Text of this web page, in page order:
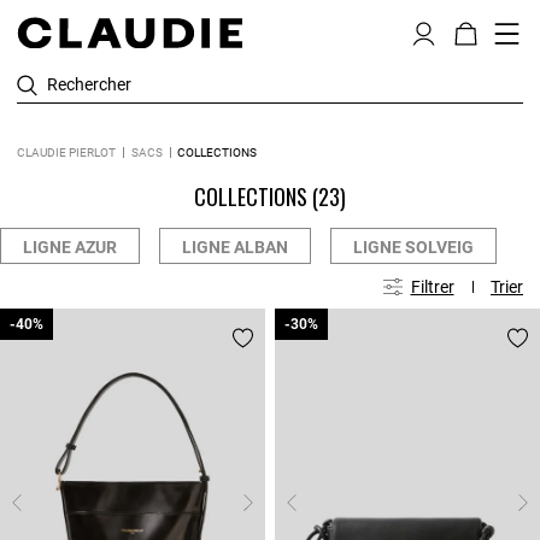
Rechercher
CLAUDIE PIERLOT SACS COLLECTIONS
COLLECTIONS (23)
LIGNE AZUR LIGNE ALBAN LIGNE SOLVEIG
Filtrer Trier
-40%
-40% -30%
-30%